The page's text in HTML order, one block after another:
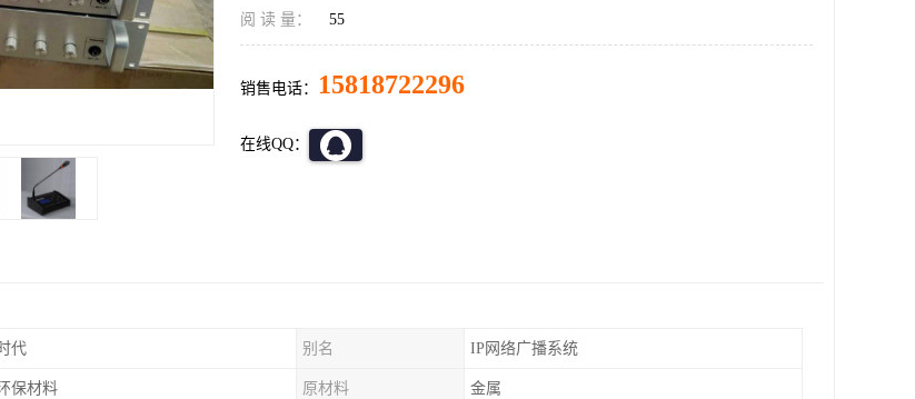
阅 读 量： 55
销售电话： 15818722296
在线QQ：
代 别名 IP网络广播系统
保材料 原材料 金属